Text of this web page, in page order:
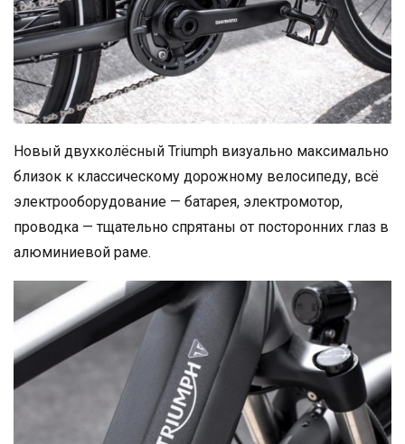
Новый двухколёсный Triumph визуально максимально
близок к классическому дорожному велосипеду, всё
электрооборудование — батарея, электромотор,
проводка — тщательно спрятаны от посторонних глаз в
алюминиевой раме.